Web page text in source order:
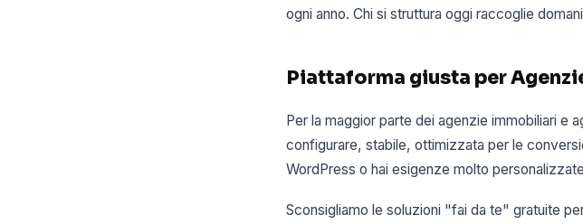
ogni anno. Chi si struttura oggi raccoglie
Piattaforma giusta per
Per la maggior parte dei agenzie immobiliari e
configurare, stabile, ottimizzata per le
WordPress o hai esigenze molto
Sconsigliamo le soluzioni "fai da te" gratuite